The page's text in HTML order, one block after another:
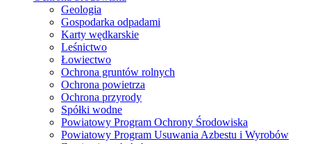
Geologia
Gospodarka odpadami
Karty wędkarskie
Leśnictwo
Łowiectwo
Ochrona gruntów rolnych
Ochrona powietrza
Ochrona przyrody
Spółki wodne
Powiatowy Program Ochrony Środowiska
Powiatowy Program Usuwania Azbestu i Wyrobów